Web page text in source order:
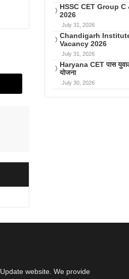
HSSC CET Group
2026
July 31, 2026
Chandigarh
Vacancy 2026
July 31, 2026
Haryana CET पास
योजना
July 30, 2026
website. We provide